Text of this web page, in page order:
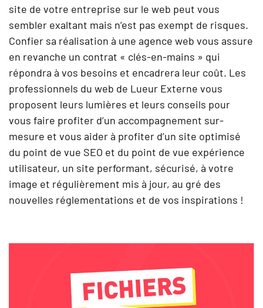
site de votre entreprise sur le web peut vous
sembler exaltant mais n’est pas exempt de risques.
Confier sa réalisation à une agence web vous assure
en revanche un contrat « clés-en-mains » qui
répondra à vos besoins et encadrera leur coût. Les
professionnels du web de Lueur Externe vous
proposent leurs lumières et leurs conseils pour
vous faire profiter d’un accompagnement sur-
mesure et vous aider à profiter d’un site optimisé
du point de vue SEO et du point de vue expérience
utilisateur, un site performant, sécurisé, à votre
image et régulièrement mis à jour, au gré des
nouvelles réglementations et de vos inspirations !